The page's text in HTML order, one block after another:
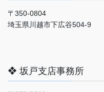
〒350-0804
埼玉県川越市下広谷504-9
❖ 坂戸支店事務所